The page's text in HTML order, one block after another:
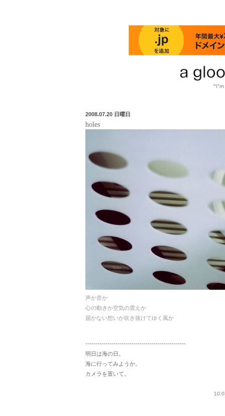
2008.07.20 日曜日
holes
声か音か
心の動きか空気の震えか
届かない想いか吹き抜けてゆく風か
--------------------------------------------------
明日は海の日。
海に行ってみようか。
カメラを置いて。